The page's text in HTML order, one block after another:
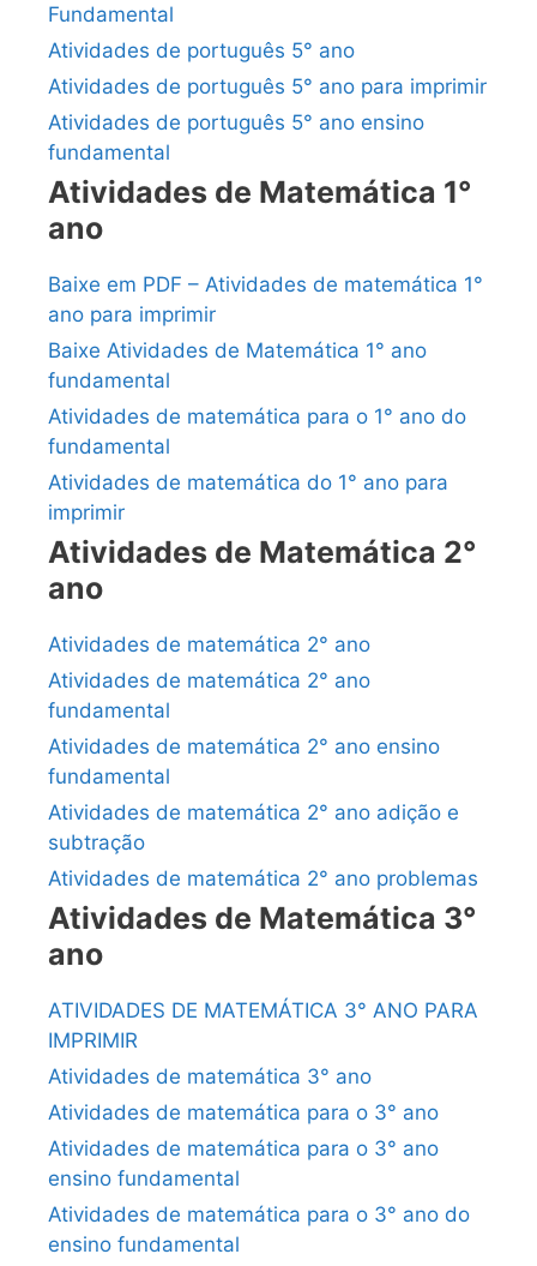
Fundamental
Atividades de português 5° ano
Atividades de português 5° ano para imprimir
Atividades de português 5° ano ensino
fundamental
Atividades de Matemática 1°
ano
Baixe em PDF – Atividades de matemática 1°
ano para imprimir
Baixe Atividades de Matemática 1° ano
fundamental
Atividades de matemática para o 1° ano do
fundamental
Atividades de matemática do 1° ano para
imprimir
Atividades de Matemática 2°
ano
Atividades de matemática 2° ano
Atividades de matemática 2° ano
fundamental
Atividades de matemática 2° ano ensino
fundamental
Atividades de matemática 2° ano adição e
subtração
Atividades de matemática 2° ano problemas
Atividades de Matemática 3°
ano
ATIVIDADES DE MATEMÁTICA 3° ANO PARA
IMPRIMIR
Atividades de matemática 3° ano
Atividades de matemática para o 3° ano
Atividades de matemática para o 3° ano
ensino fundamental
Atividades de matemática para o 3° ano do
ensino fundamental